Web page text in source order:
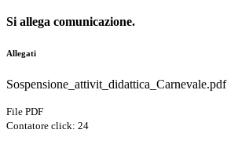
Si allega comunicazione.
Allegati
Sospensione_attivit_didattica_Carnevale.pdf
File PDF
Contatore click: 24